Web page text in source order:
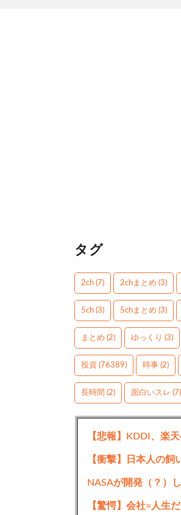
タグ
2ch (7) 2chまとめ (3)
5ch (3) 5chまとめ (3)
まとめ (2) ゆっくり (3)
投資 (76389) 時事 (2)
長時間 (2) 面白いスレ (7)
【悲報】KDDI、楽
【衝撃】日本人の
NASAが開発（？）
【驚愕】会社=人生